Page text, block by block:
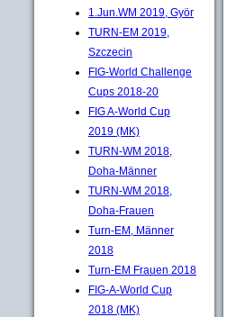
1.Jun.WM 2019, Györ
TURN-EM 2019,
Szczecin
FIG-World Challenge
Cups 2018-20
FIG A-World Cup
2019 (MK)
TURN-WM 2018,
Doha-Männer
TURN-WM 2018,
Doha-Frauen
Turn-EM, Männer
2018
Turn-EM Frauen 2018
FIG-A-World Cup
2018 (MK)